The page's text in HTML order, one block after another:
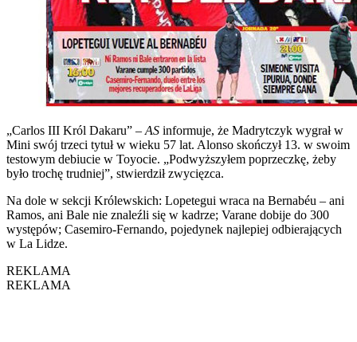
„Carlos III Król Dakaru” – AS informuje, że Madrytczyk wygrał w
Mini swój trzeci tytuł w wieku 57 lat. Alonso skończył 13. w swoim
testowym debiucie w Toyocie. „Podwyższyłem poprzeczkę, żeby
było trochę trudniej”, stwierdził zwycięzca.
Na dole w sekcji Królewskich: Lopetegui wraca na Bernabéu – ani
Ramos, ani Bale nie znaleźli się w kadrze; Varane dobije do 300
występów; Casemiro-Fernando, pojedynek najlepiej odbierających
w La Lidze.
REKLAMA
REKLAMA